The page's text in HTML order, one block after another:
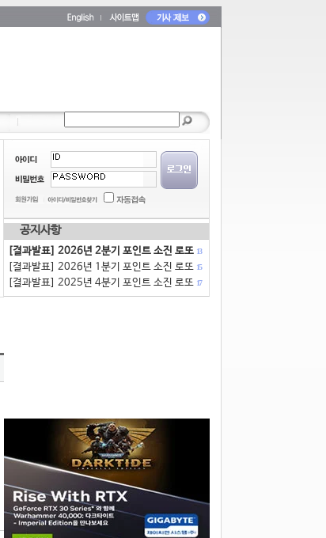
공지사항
[결과발표] 2026년 2분기 포인트 소진 로또 13
[결과발표] 2026년 1분기 포인트 소진 로또 15
[결과발표] 2025년 4분기 포인트 소진 로또 17